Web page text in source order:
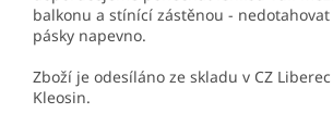
balkonu a stínící zástěnou -
pásky napevno.
Zboží je odesíláno ze skladu v CZ Liberec
Kleosin.